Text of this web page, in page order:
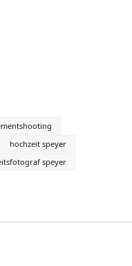
hochzeit speyer
speyer